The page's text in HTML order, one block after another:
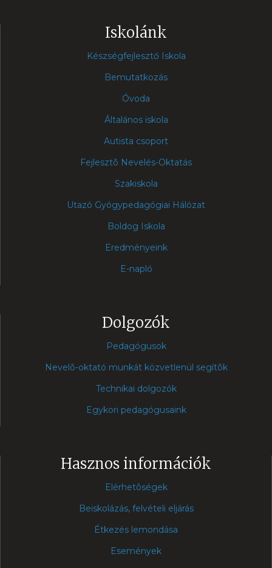
Iskolánk
Készségfejlesztő Iskola
Bemutatkozás
Óvoda
Általános iskola
Autista csoport
Fejlesztõ Nevelés-Oktatás
Szakiskola
Utazó Gyógypedagógiai Hálózat
Boldog Iskola
Eredményeink
E-napló
Dolgozók
Pedagógusok
Nevelõ-oktató munkát közvetlenül segítõk
Technikai dolgozók
Egykori pedagógusaink
Hasznos információk
Elérhetõségek
Beiskolázás, felvételi eljárás
Étkezés lemondása
Események